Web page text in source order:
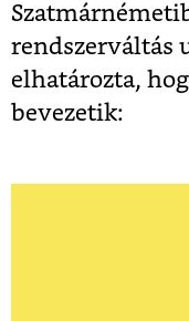
rendszerváltás
elhatározta,
bevezetik: